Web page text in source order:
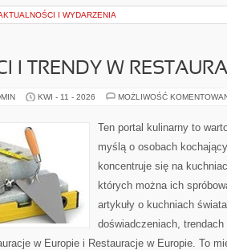
I WYDARZENIA
I TRENDY W
KWI - 11 - 2026 MOŻLIWOŚĆ
Ten portal kulinarny to
myślą o osobach
koncentruje się na
których można ich
artykuły o kuchniach
doświadczeniach,
w Europie i Restauracje w Europie. To